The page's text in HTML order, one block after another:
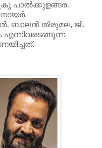
പാല്‍ക്കുളങ്ങര,
ബാലന്‍ തിരുമല, ജി.
എന്നിവരടങ്ങുന്ന